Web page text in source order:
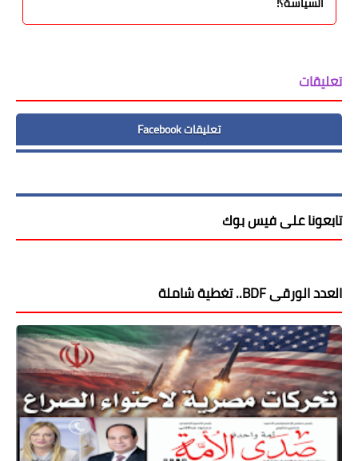
تعليقات
تعليقات Facebook
تابعونا على فيس بوك
العدد الورقى BDF.. تغطية شاملة